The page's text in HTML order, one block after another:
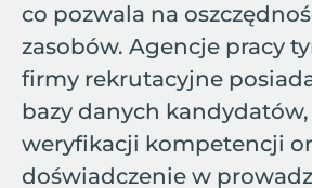
co pozwala na
zasobów. Agencje pracy
firmy rekrutacyjne
bazy danych
weryfikacji kompetencji
doświadczenie w